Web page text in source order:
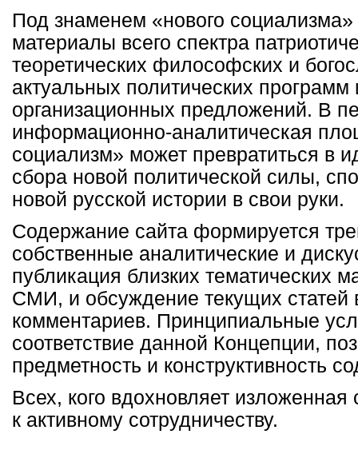
Под знаменем «нового
материалы всего спектра
теоретических философских и
актуальных политических программ
организационных предложений. В
информационно-аналитическая
социализм» может превратиться в
сбора новой политической силы,
новой русской истории в свои руки.
Содержание сайта формируется
собственные аналитические и
публикация близких тематических
СМИ, и обсуждение текущих статей
комментариев. Принципиальные
соответствие данной Концепции,
предметность и конструктивность
Всех, кого вдохновляет изложенная
к активному сотрудничеству.